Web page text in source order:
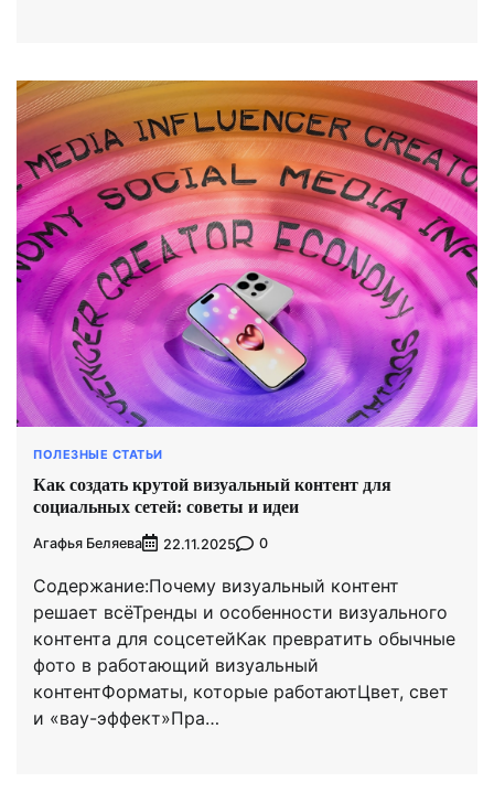
ПОЛЕЗНЫЕ СТАТЬИ
Как создать крутой визуальный контент для
социальных сетей: советы и идеи
Агафья Беляева 22.11.2025 0
Содержание:Почему визуальный контент
решает всёТренды и особенности визуального
контента для соцсетейКак превратить обычные
фото в работающий визуальный
контентФорматы, которые работаютЦвет, свет
и «вау-эффект»Пра…